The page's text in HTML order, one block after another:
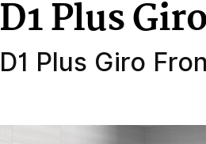
D1 Plus Giro
D1 Plus Giro